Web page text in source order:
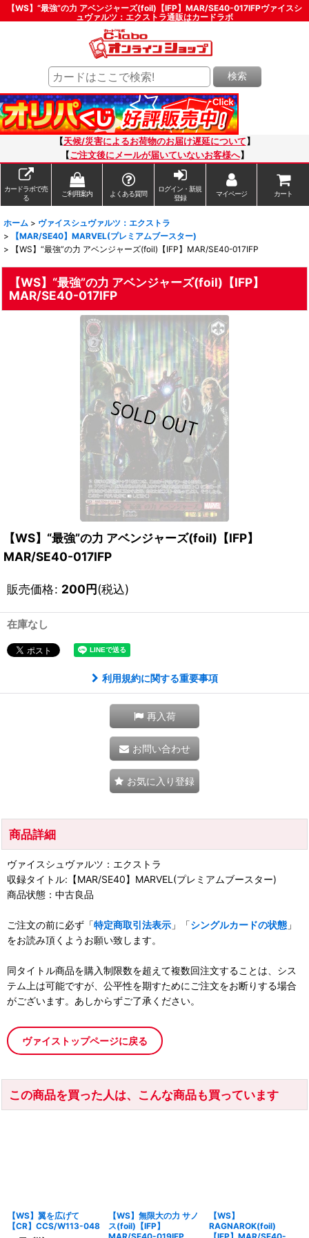
【WS】“最強”の力 アベンジャーズ(foil)【IFP】MAR/SE40-017IFPヴァイスシ
ュヴァルツ：エクストラ通販はカードラボ
検索
【天候/災害によるお荷物のお届け遅延について 】
【ご注文後にメールが届いていないお客様へ】
カードラボで売
る
ご利用案内 よくある質問
ログイン・新規
登録
マイページ カート
ホーム > ヴァイスシュヴァルツ：エクストラ
>
【MAR/SE40】MARVEL(プレミアムブースター)
>
【WS】“最強”の力 アベンジャーズ(foil)【IFP】MAR/SE40-017IFP
【WS】“最強”の力 アベンジャーズ(foil)【IFP】
MAR/SE40-017IFP
【WS】“最強”の力 アベンジャーズ(foil)【IFP】
MAR/SE40-017IFP
販売価格: 200円(税込)
在庫なし
利用規約に関する重要事項
再入荷
お問い合わせ
お気に入り登録
商品詳細
ヴァイスシュヴァルツ：エクストラ
収録タイトル:【MAR/SE40】MARVEL(プレミアムブースター)
商品状態：中古良品
ご注文の前に必ず「特定商取引法表示 」「シングルカードの状態 」
をお読み頂くようお願い致します。
同タイトル商品を購入制限数を超えて複数回注文することは、シス
テム上は可能ですが、公平性を期すためにご注文をお断りする場合
がございます。あしからずご了承ください。
ヴァイストップページに戻る
この商品を買った人は、こんな商品も買っています
【WS】翼を広げて
【CR】CCS/W113-048
【WS】無限大の力 サノ
ス(foil)【IFP】
【WS】
RAGNAROK(foil)